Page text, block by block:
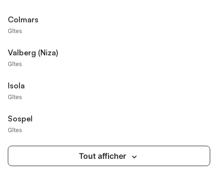
Colmars
Gîtes
Valberg (Niza)
Gîtes
Isola
Gîtes
Sospel
Gîtes
Tout afficher